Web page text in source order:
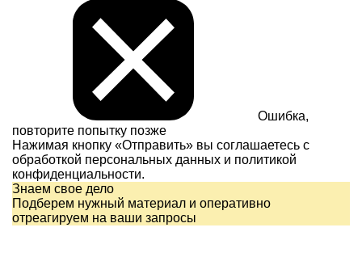
Ошибка,
повторите попытку позже
Нажимая кнопку «Отправить» вы соглашаетесь с
обработкой персональных данных и политикой
конфиденциальности.
Знаем свое дело
Подберем нужный материал и оперативно
отреагируем на ваши запросы